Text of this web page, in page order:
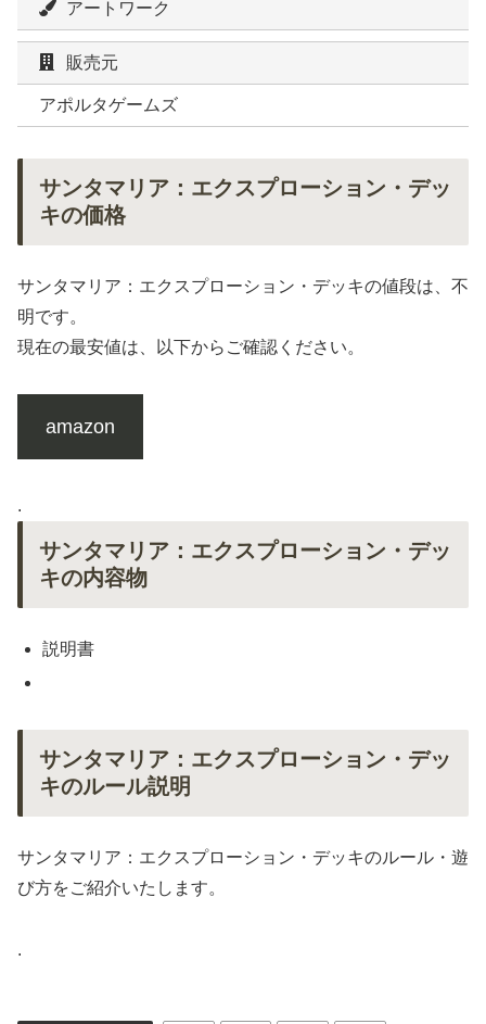
アートワーク
販売元
アポルタゲームズ
サンタマリア：エクスプローション・デッ
キの価格
サンタマリア：エクスプローション・デッキの値段は、不
明です。
現在の最安値は、以下からご確認ください。
amazon
.
サンタマリア：エクスプローション・デッ
キの内容物
説明書
サンタマリア：エクスプローション・デッ
キのルール説明
サンタマリア：エクスプローション・デッキのルール・遊
び方をご紹介いたします。
.